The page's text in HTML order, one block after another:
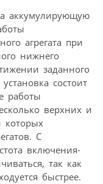
аккумулирующую
агрегата при
нижнего
заданного
состоит
работы
верхних и
которых
С
включения-
так как
быстрее.